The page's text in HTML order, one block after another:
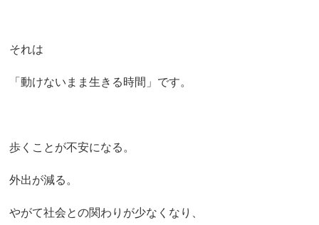
それは
「動けないまま生きる時間」です。
歩くことが不安になる。
外出が減る。
やがて社会との関わりが少なくなり、